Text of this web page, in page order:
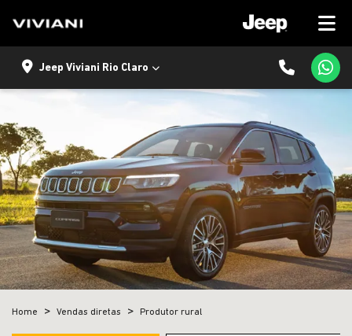
Jeep Viviani Rio Claro
Home Vendas diretas Produtor rural